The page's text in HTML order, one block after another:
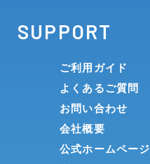
SUPPORT
ご利用ガイド
よくあるご質問
お問い合わせ
会社概要
公式ホームページ